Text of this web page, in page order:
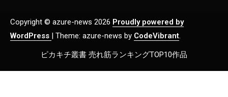
Copyright © azure-news 2026 Proudly powered by
WordPress
Theme: azure-news by CodeVibrant.
ピカキチ叢書 売れ筋ランキングTOP10作品